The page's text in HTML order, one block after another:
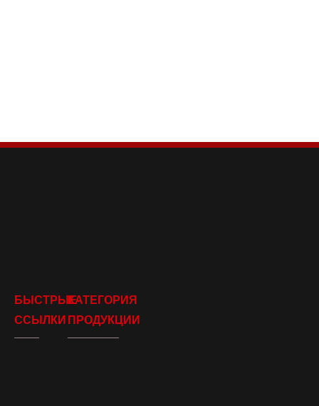
БЫСТРЫЕ
ССЫЛКИ
КАТЕГОРИЯ
ПРОДУКЦИИ